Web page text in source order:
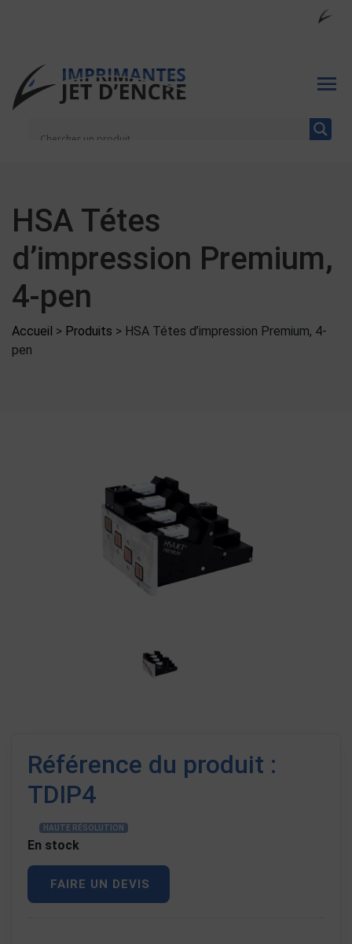
HSA Tétes
d’impression Premium,
4-pen
Accueil > Produits > HSA Tétes d’impression Premium, 4-
pen
Référence du produit :
TDIP4
HAUTE RÉSOLUTION
En stock
FAIRE UN DEVIS